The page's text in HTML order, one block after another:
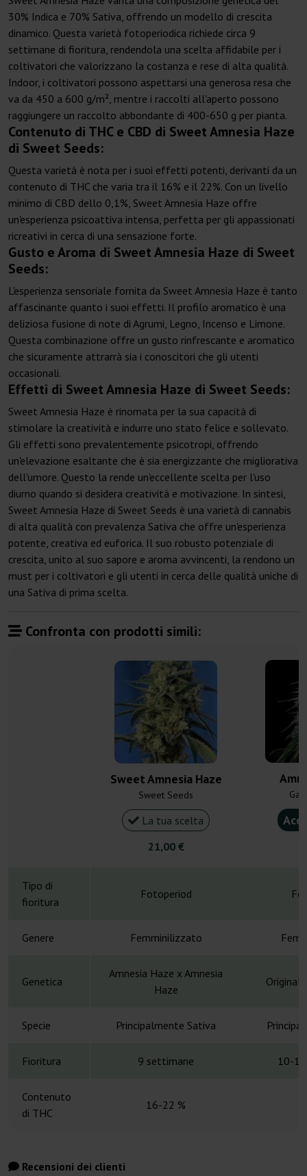
30% Indica e 70% Sativa, offrendo un modello di crescita
dinamico. Questa varietà fotoperiodica richiede circa 9
settimane di fioritura, rendendola una scelta affidabile per i
coltivatori che valorizzano la costanza e rese di alta qualità.
Indoor, i coltivatori possono aspettarsi una generosa resa che
va da 450 a 600 g/m², mentre i raccolti all'aperto possono
raggiungere un raccolto abbondante di 400-650 g per pianta.
Contenuto di THC e CBD di Sweet Amnesia Haze
di Sweet Seeds:
Questa varietà è nota per i suoi effetti potenti, derivanti da un
contenuto di THC che varia tra il 16% e il 22%. Con un livello
minimo di CBD dello 0,1%, Sweet Amnesia Haze offre
un'esperienza psicoattiva intensa, perfetta per gli appassionati
ricreativi in cerca di una sensazione forte.
Gusto e Aroma di Sweet Amnesia Haze di Sweet
Seeds:
L'esperienza sensoriale fornita da Sweet Amnesia Haze è tanto
affascinante quanto i suoi effetti. Il profilo aromatico è una
deliziosa fusione di note di Agrumi, Legno, Incenso e Limone.
Questa combinazione offre un gusto rinfrescante e aromatico
che sicuramente attrarrà sia i conoscitori che gli utenti
occasionali.
Effetti di Sweet Amnesia Haze di Sweet Seeds:
Sweet Amnesia Haze è rinomata per la sua capacità di
stimolare la creatività e indurre uno stato felice e sollevato.
Gli effetti sono prevalentemente psicotropi, offrendo
un'elevazione esaltante che è sia energizzante che migliorativa
dell'umore. Questo la rende un'eccellente scelta per l'uso
diurno quando si desidera creatività e motivazione. In sintesi,
Sweet Amnesia Haze di Sweet Seeds è una varietà di cannabis
di alta qualità con prevalenza Sativa che offre un'esperienza
potente, creativa ed euforica. Il suo robusto potenziale di
crescita, unito al suo sapore e aroma avvincenti, la rendono un
must per i coltivatori e gli utenti in cerca delle qualità uniche di
una Sativa di prima scelta.
Confronta con prodotti simili:
Sweet Amnesia Haze
Sweet Seeds
La tua scelta
21,00 €
Tipo di
fioritura
Fotoperiod
Genere Femminilizzato
Genetica
Amnesia Haze x Amnesia
Haze
Original
Specie Principalmente Sativa
Fioritura 9 settimane 10-
Contenuto
di THC
16-22 %
Recensioni dei clienti